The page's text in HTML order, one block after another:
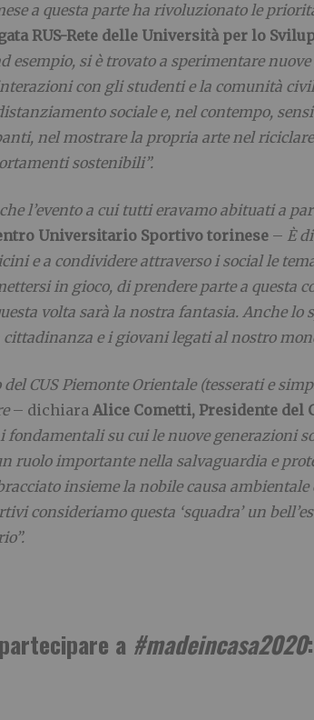
a questa parte ha rivoluzionato le
RUS-Rete delle Università per lo
esempio, si è trovato a sperimentare
con gli studenti e la comunità
sociale e, nel contempo,
nel mostrare la propria arte nel
sostenibili”.
l’evento a cui tutti eravamo abituati a
Universitario Sportivo torinese – È
e a condividere attraverso i social le
in gioco, di prendere parte a questa
volta sarà la nostra fantasia. Anche
e i giovani legati al nostro
CUS Piemonte Orientale (tesserati e
– dichiara Alice Cometti, Presidente
fondamentali su cui le nuove generazioni
importante nella salvaguardia e
insieme la nobile causa
consideriamo questa ‘squadra’ un
a #madeincasa2020: